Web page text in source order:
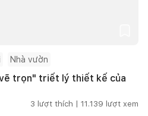
Nhà vườn
trọn" triết lý thiết kế của
3 lượt thích | 11.139 lượt xem